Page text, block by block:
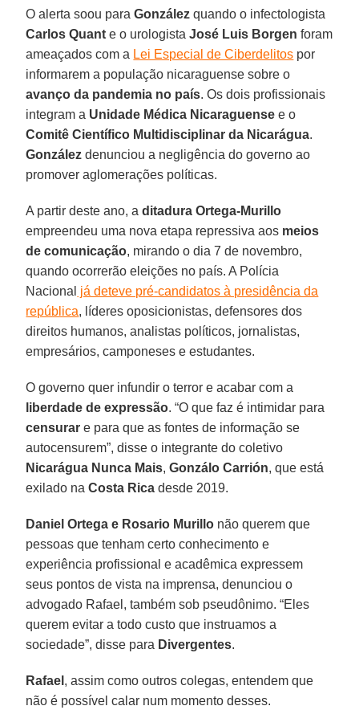
O alerta soou paraGonzález quando o infectologista
Carlos Quant e o urologistaJosé Luis Borgen foram
ameaçados com a Lei Especial de Ciberdelitos por
informarem a população nicaraguense sobre o
avanço da pandemia no país. Os dois profissionais
integram a Unidade Médica Nicaraguense e o
Comitê Científico Multidisciplinar da Nicarágua.
González denunciou a negligência do governo ao
promover aglomerações políticas.
A partir deste ano, aditadura Ortega-Murillo
empreendeu uma nova etapa repressiva aos meios
de comunicação, mirando o dia 7 de novembro,
quando ocorrerão eleições no país. A Polícia
Nacional já deteve pré-candidatos à presidência da
república, líderes oposicionistas, defensores dos
direitos humanos, analistas políticos, jornalistas,
empresários, camponeses e estudantes.
O governo quer infundir o terror e acabar com a
liberdade de expressão. “O que faz é intimidar para
censurar e para que as fontes de informação se
autocensurem”, disse o integrante do coletivo
Nicarágua Nunca Mais,Gonzálo Carrión, que está
exilado naCosta Rica desde 2019.
Daniel Ortega e Rosario Murillo não querem que
pessoas que tenham certo conhecimento e
experiência profissional e acadêmica expressem
seus pontos de vista na imprensa, denunciou o
advogado Rafael, também sob pseudônimo. “Eles
querem evitar a todo custo que instruamos a
sociedade”, disse para Divergentes.
Rafael , assim como outros colegas, entendem que
não é possível calar num momento desses.